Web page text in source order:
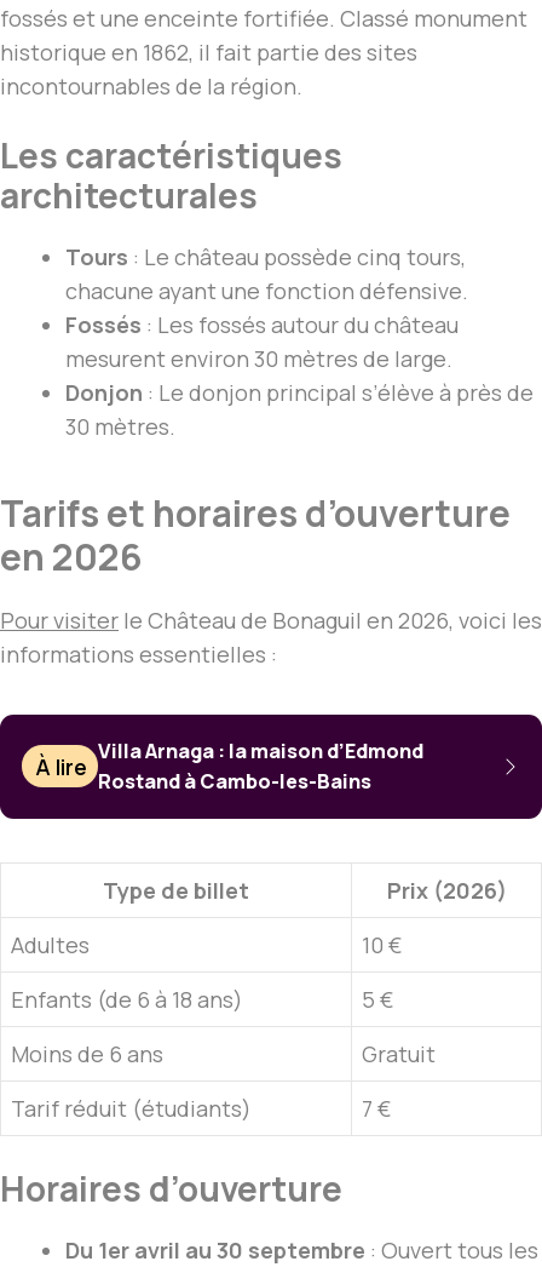
fossés et une enceinte fortifiée. Classé monument
historique en 1862, il fait partie des sites
incontournables de la région.
Les caractéristiques
architecturales
Tours : Le château possède cinq tours,
chacune ayant une fonction défensive.
Fossés : Les fossés autour du château
mesurent environ 30 mètres de large.
Donjon : Le donjon principal s’élève à près de
30 mètres.
Tarifs et horaires d’ouverture
en 2026
Pour visiter le Château de Bonaguil en 2026, voici les
informations essentielles :
À lire
Villa Arnaga : la maison d’Edmond
Rostand à Cambo-les-Bains
Type de billet
Prix (2026)
Adultes
10 €
Enfants (de 6 à 18 ans)
5 €
Moins de 6 ans
Gratuit
Tarif réduit (étudiants)
7 €
Horaires d’ouverture
Du 1er avril au 30 septembre : Ouvert tous les